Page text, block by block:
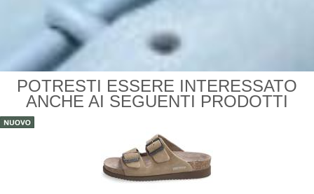
POTRESTI ESSERE INTERESSATO
ANCHE AI SEGUENTI PRODOTTI